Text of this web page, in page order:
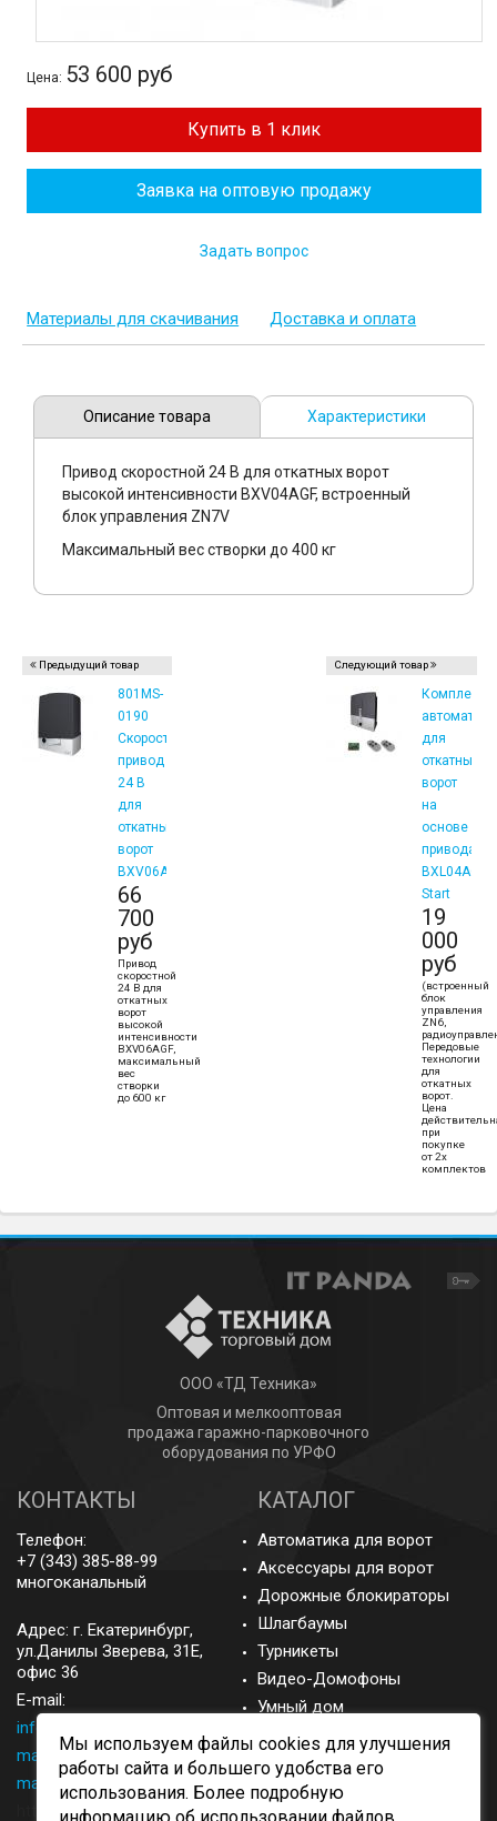
Цена: 53 600 руб
Купить в 1 клик
Заявка на оптовую продажу
Задать вопрос
Материалы для скачивания Доставка и оплата
Описание товара Характеристики
Привод скоростной 24 В для откатных ворот
высокой интенсивности BXV04AGF, встроенный
блок управления ZN7V
Максимальный вес створки до 400 кг
Следующий товар
Комплект
автоматики
для
откатных
ворот
на
основе
привода
BXL04AGS
Start
19
000
руб
(встроенный
блок
управления
ZN6,
Передовые
технологии
для
откатных
ворот.
Цена
при
покупке
от 2х
комплектов
Предыдущий товар
801MS-
0190
Скоростной
привод
24 В
для
откатных
ворот
BXV06AGF
66
700
руб
Привод
скоростной
24 В для
откатных
ворот
высокой
интенсивности
BXV06AGF,
максимальный
вес
створки
до 600 кг
ООО «ТД Техника»
Оптовая и мелкооптовая
продажа гаражно-парковочного
оборудования по УРФО
КОНТАКТЫ
Телефон:
+7 (343) 385-88-99
многоканальный
Адрес: г. Екатеринбург,
ул.Данилы Зверева, 31Е,
офис 36
E-mail:
info@came-ekb.ru
manager@came-ekb.ru,
manager2@came-ekb.ru,
https://tt.me/came-ekb
КАТАЛОГ
Автоматика для ворот
Аксессуары для ворот
Дорожные блокираторы
Шлагбаумы
Турникеты
Видео-Домофоны
Умный дом
Запасные части
Аксессуары
Мы используем файлы cookies для улучшения
работы сайта и большего удобства его
использования. Более подробную